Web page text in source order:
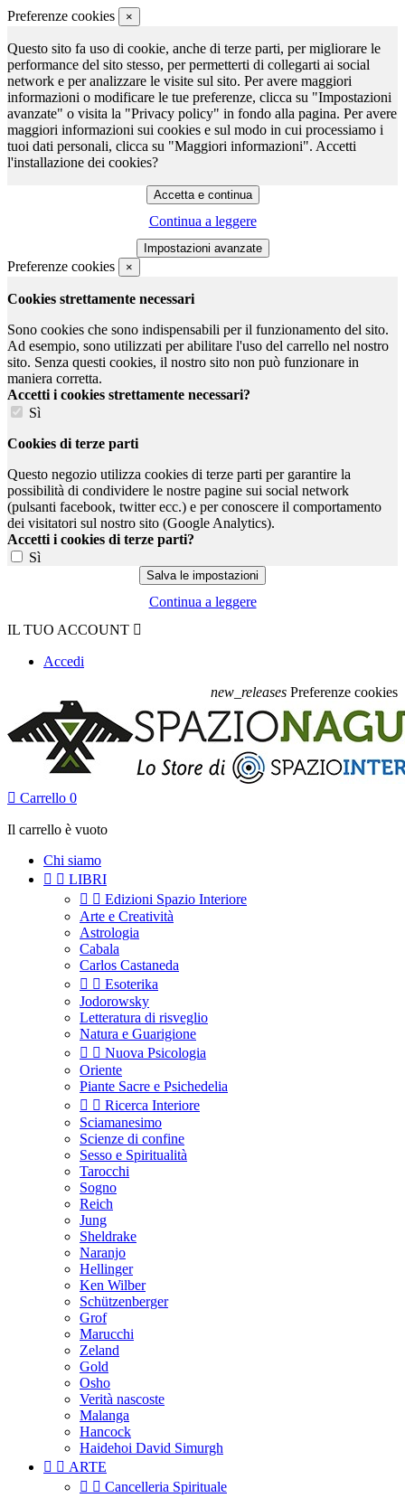
Preferenze cookies ×
Questo sito fa uso di cookie, anche di terze parti, per migliorare le
performance del sito stesso, per permetterti di collegarti ai social
network e per analizzare le visite sul sito. Per avere maggiori
informazioni o modificare le tue preferenze, clicca su "Impostazioni
avanzate" o visita la "Privacy policy" in fondo alla pagina. Per avere
maggiori informazioni sui cookies e sul modo in cui processiamo i
tuoi dati personali, clicca su "Maggiori informazioni". Accetti
l'installazione dei cookies?
Continua a leggere
Preferenze cookies ×
Cookies strettamente necessari
Sono cookies che sono indispensabili per il funzionamento del sito.
Ad esempio, sono utilizzati per abilitare l'uso del carrello nel nostro
sito. Senza questi cookies, il nostro sito non può funzionare in
maniera corretta.
Accetti i cookies strettamente necessari?
Sì
Cookies di terze parti
Questo negozio utilizza cookies di terze parti per garantire la
possibilità di condividere le nostre pagine sui social network
(pulsanti facebook, twitter ecc.) e per conoscere il comportamento
dei visitatori sul nostro sito (Google Analytics).
Accetti i cookies di terze parti?
Sì
Continua a leggere
IL TUO ACCOUNT 
Accedi
new_releases Preferenze cookies
 Carrello 0
Il carrello è vuoto
Chi siamo
  LIBRI
  Edizioni Spazio Interiore
Arte e Creatività
Astrologia
Cabala
Carlos Castaneda
  Esoterika
Jodorowsky
Letteratura di risveglio
Natura e Guarigione
  Nuova Psicologia
Oriente
Piante Sacre e Psichedelia
  Ricerca Interiore
Sciamanesimo
Scienze di confine
Sesso e Spiritualità
Tarocchi
Sogno
Reich
Jung
Sheldrake
Naranjo
Hellinger
Ken Wilber
Schützenberger
Grof
Marucchi
Zeland
Gold
Osho
Verità nascoste
Malanga
Hancock
Haidehoi David Simurgh
  ARTE
  Cancelleria Spirituale